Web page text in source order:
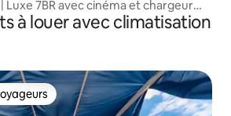
Luxe 7BR avec cinéma et chargeur
à louer avec climatisation
parmi les plus aimés